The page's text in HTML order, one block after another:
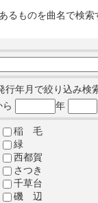
るものを曲名で検
行年月で絞り込み検
ら 年
稲 毛
緑
西都賀
さつき
千草台
磯 辺